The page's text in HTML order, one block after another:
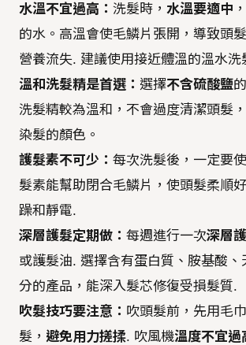
水溫不宜過高： 洗髮時， 水溫要適中
的水。高溫會使毛鱗片張開，導致頭
營養流失. 建議使用接近體溫的溫水洗
溫和洗髮精是首選： 選擇不含硫酸鹽
洗髮精較為溫和，不會過度清潔頭髮
染髮的顏色。
護髮素不可少： 每次洗髮後，一定要
髮素能幫助閉合毛鱗片，使頭髮柔順
躁和靜電.
深層護髮定期做： 每週進行一次深層
或護髮油. 選擇含有蛋白質、胺基酸、
分的產品，能深入髮芯修復受損髮質.
吹髮技巧要注意： 吹頭髮前，先用毛
髮， 避免用力搓揉. 吹風機溫度不宜過